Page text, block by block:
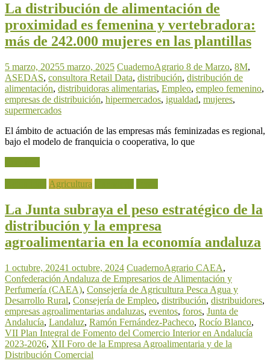
La distribución de alimentación de
proximidad es femenina y vertebradora:
más de 242.000 mujeres en las plantillas
5 marzo, 20255 marzo, 2025 CuadernoAgrario 8 de Marzo, 8M,
ASEDAS, consultora Retail Data, distribución, distribución de
alimentación, distribuidoras alimentarias, Empleo, empleo femenino,
empresas de distribuición, hipermercados, igualdad, mujeres,
supermercados
El ámbito de actuación de las empresas más feminizadas es regional,
bajo el modelo de franquicia o cooperativa, lo que
Agricultura
La Junta subraya el peso estratégico de la
distribución y la empresa
agroalimentaria en la economía andaluza
1 octubre, 20241 octubre, 2024 CuadernoAgrario CAEA,
Confederación Andaluza de Empresarios de Alimentación y
Perfumería (CAEA), Consejería de Agricultura Pesca Agua y
Desarrollo Rural, Consejería de Empleo, distribución, distribuidores,
empresas agroalimentarias andaluzas, eventos, foros, Junta de
Andalucía, Landaluz, Ramón Fernández-Pacheco, Rocío Blanco,
VII Plan Integral de Fomento del Comercio Interior en Andalucía
2023-2026, XII Foro de la Empresa Agroalimentaria y de la
Distribución Comercial